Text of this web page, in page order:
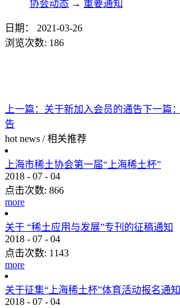
协会动态 → 重要通知
日期：
2021-03-26
浏览次数: 186
上一篇： 关于新加入会员的通告下一篇：
告
hot news / 相关推荐
上海市稀土协会第一届“上海稀土杯”
2018 - 07 - 04
点击次数: 866
more
关于 “稀土应用与发展”专刊的征稿通知
2018 - 07 - 04
点击次数: 1143
more
关于征集“上海稀土杯”体育活动报名通知
2018 - 07 - 04